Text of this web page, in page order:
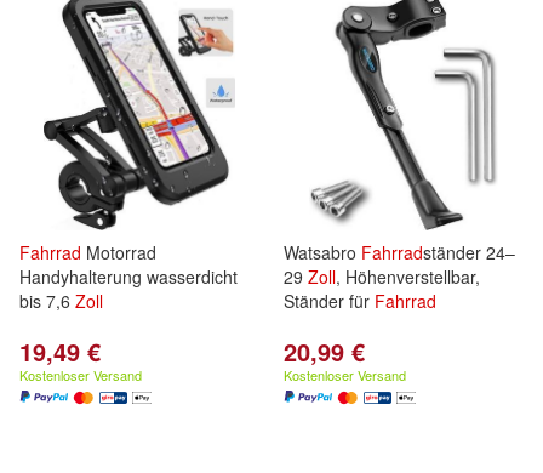
Fahrrad Motorrad
Handyhalterung wasserdicht
bis 7,6 Zoll
19,49 €
Kostenloser Versand
Watsabro Fahrradständer 24–
29 Zoll, Höhenverstellbar,
Ständer für Fahrrad
20,99 €
Kostenloser Versand